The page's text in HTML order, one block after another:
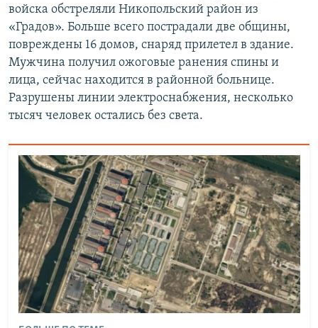
войска обстреляли Никопольский район из
«Градов». Больше всего пострадали две общины,
повреждены 16 домов, снаряд прилетел в здание.
Мужчина получил ожоговые ранения спины и
лица, сейчас находится в районной больнице.
Разрушены линии электроснабжения, несколько
тысяч человек остались без света.